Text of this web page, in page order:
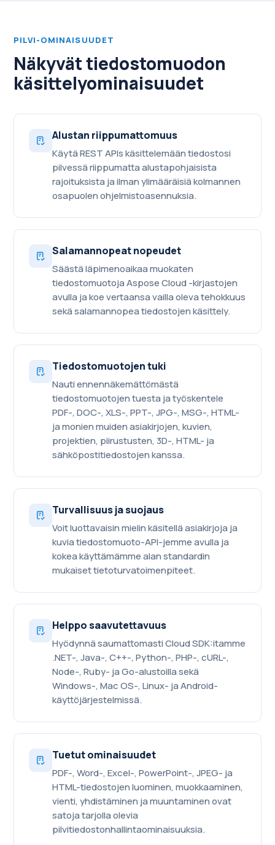
PILVI-OMINAISUUDET
Näkyvät tiedostomuodon
käsittelyominaisuudet
Alustan riippumattomuus
Käytä REST APIs käsittelemään tiedostosi
pilvessä riippumatta alustapohjaisista
rajoituksista ja ilman ylimääräisiä kolmannen
osapuolen ohjelmistoasennuksia.
Salamannopeat nopeudet
Säästä läpimenoaikaa muokaten
tiedostomuotoja Aspose Cloud -kirjastojen
avulla ja koe vertaansa vailla oleva tehokkuus
sekä salamannopea tiedostojen käsittely.
Tiedostomuotojen tuki
Nauti ennennäkemättömästä
tiedostomuotojen tuesta ja työskentele
PDF-, DOC-, XLS-, PPT-, JPG-, MSG-, HTML-
ja monien muiden asiakirjojen, kuvien,
projektien, piirustusten, 3D-, HTML- ja
sähköpostitiedostojen kanssa.
Turvallisuus ja suojaus
Voit luottavaisin mielin käsitellä asiakirjoja ja
kuvia tiedostomuoto-API-jemme avulla ja
kokea käyttämämme alan standardin
mukaiset tietoturvatoimenpiteet.
Helppo saavutettavuus
Hyödynnä saumattomasti Cloud SDK:itamme
.NET-, Java-, C++-, Python-, PHP-, cURL-,
Node-, Ruby- ja Go-alustoilla sekä
Windows-, Mac OS-, Linux- ja Android-
käyttöjärjestelmissä.
Tuetut ominaisuudet
PDF-, Word-, Excel-, PowerPoint-, JPEG- ja
HTML-tiedostojen luominen, muokkaaminen,
vienti, yhdistäminen ja muuntaminen ovat
satoja tarjolla olevia
pilvitiedostonhallintaominaisuuksia.